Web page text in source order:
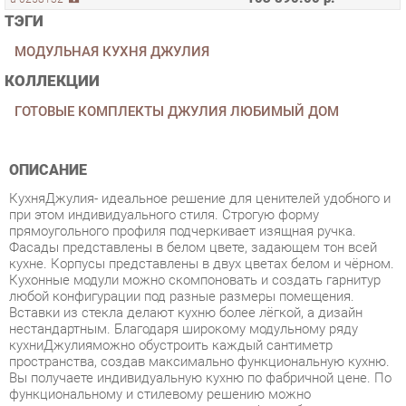
КОЛЛЕКЦИИ
ГОТОВЫЕ КОМПЛЕКТЫ ДЖУЛИЯ ЛЮБИМЫЙ ДОМ
ОПИСАНИЕ
прямоугольного профиля подчеркивает изящная ручка.
Фасады представлены в белом цвете, задающем тон всей
кухне. Корпусы представлены в двух цветах белом и чёрном.
Кухонные модули можно скомпоновать и создать гарнитур
любой конфигурации под разные размеры помещения.
Вставки из стекла делают кухню более лёгкой, а дизайн
нестандартным. Благодаря широкому модульному ряду
кухниДжулияможно обустроить каждый сантиметр
пространства, создав максимально функциональную кухню.
Вы получаете индивидуальную кухню по фабричной цене. По
функциональному и стилевому решению можно
использовать высокие или низкие шкафы, добавлять
угловые модули, чередовать их, создавая необычную
композицию. Высокие шкафы - преимущество коллекции,
можно выстроить кухню почти до потолка - удобно уложить